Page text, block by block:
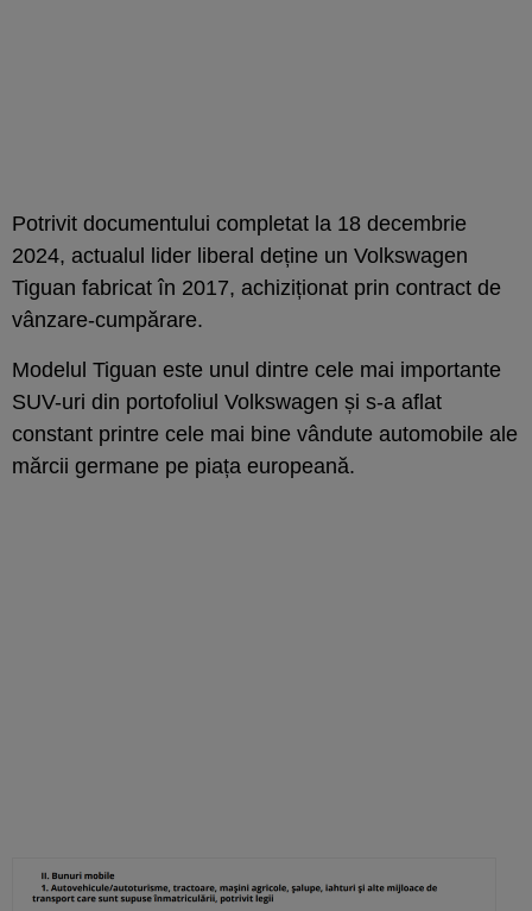
Potrivit documentului completat la 18 decembrie
2024, actualul lider liberal deține un Volkswagen
Tiguan fabricat în 2017, achiziționat prin contract de
vânzare-cumpărare.
Modelul Tiguan este unul dintre cele mai importante
SUV-uri din portofoliul Volkswagen și s-a aflat
constant printre cele mai bine vândute automobile ale
mărcii germane pe piața europeană.